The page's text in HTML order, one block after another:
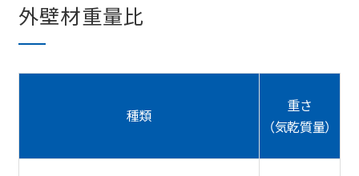
外壁材重量比
種類
重さ
（気乾質量）